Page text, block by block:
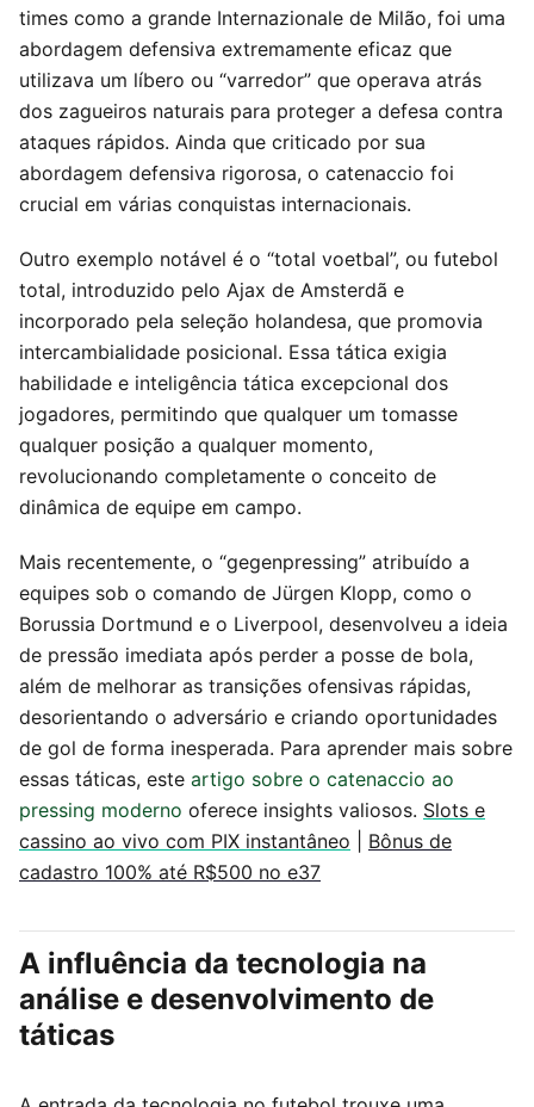
times como a grande Internazionale de Milão, foi uma
abordagem defensiva extremamente eficaz que
utilizava um líbero ou “varredor” que operava atrás
dos zagueiros naturais para proteger a defesa contra
ataques rápidos. Ainda que criticado por sua
abordagem defensiva rigorosa, o catenaccio foi
crucial em várias conquistas internacionais.
Outro exemplo notável é o “total voetbal”, ou futebol
total, introduzido pelo Ajax de Amsterdã e
incorporado pela seleção holandesa, que promovia
intercambialidade posicional. Essa tática exigia
habilidade e inteligência tática excepcional dos
jogadores, permitindo que qualquer um tomasse
qualquer posição a qualquer momento,
revolucionando completamente o conceito de
dinâmica de equipe em campo.
Mais recentemente, o “gegenpressing” atribuído a
equipes sob o comando de Jürgen Klopp, como o
Borussia Dortmund e o Liverpool, desenvolveu a ideia
de pressão imediata após perder a posse de bola,
além de melhorar as transições ofensivas rápidas,
desorientando o adversário e criando oportunidades
de gol de forma inesperada. Para aprender mais sobre
essas táticas, este artigo sobre o catenaccio ao
pressing moderno oferece insights valiosos. Slots e
cassino ao vivo com PIX instantâneo
Bônus de
cadastro 100% até R$500 no e37
A influência da tecnologia na
análise e desenvolvimento de
táticas